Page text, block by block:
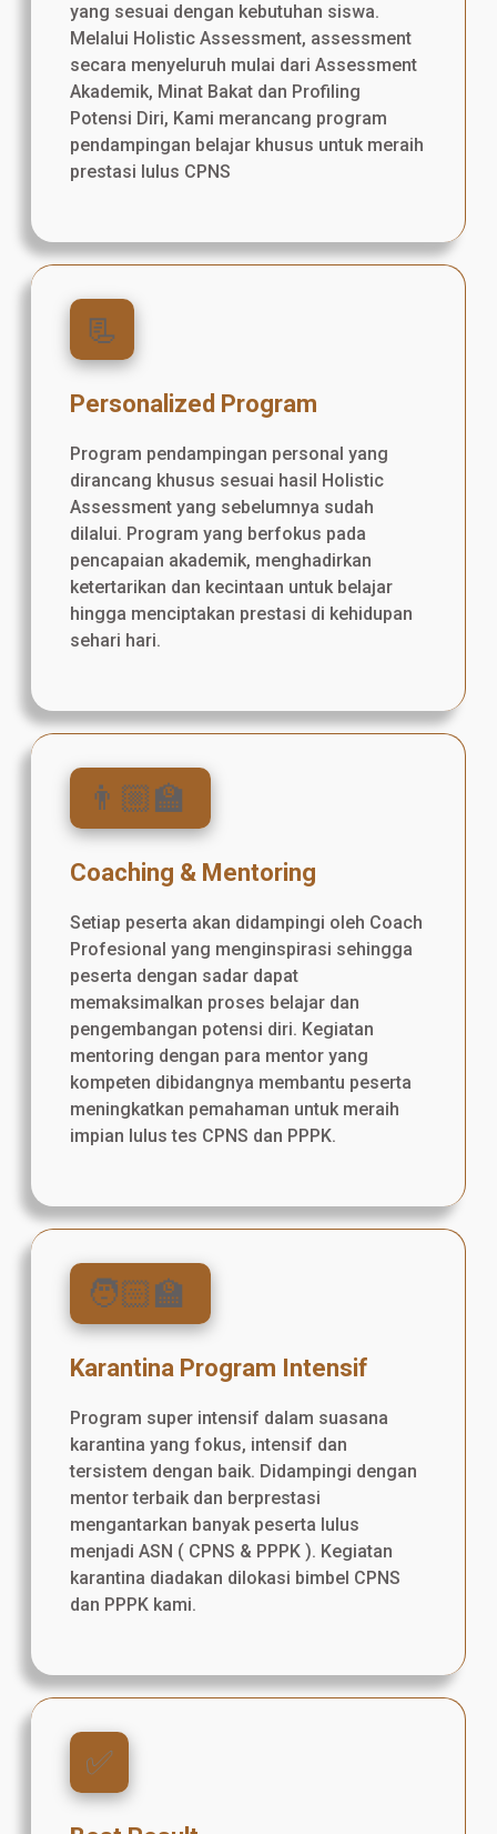
yang sesuai dengan kebutuhan siswa.
Melalui Holistic Assessment, assessment
secara menyeluruh mulai dari Assessment
Akademik, Minat Bakat dan Profiling
Potensi Diri, Kami merancang program
pendampingan belajar khusus untuk meraih
prestasi lulus CPNS
📃
Personalized Program
Program pendampingan personal yang
dirancang khusus sesuai hasil Holistic
Assessment yang sebelumnya sudah
dilalui. Program yang berfokus pada
pencapaian akademik, menghadirkan
ketertarikan dan kecintaan untuk belajar
hingga menciptakan prestasi di kehidupan
sehari hari.
👨🏼‍🏫
Coaching & Mentoring
Setiap peserta akan didampingi oleh Coach
Profesional yang menginspirasi sehingga
peserta dengan sadar dapat
memaksimalkan proses belajar dan
pengembangan potensi diri. Kegiatan
mentoring dengan para mentor yang
kompeten dibidangnya membantu peserta
meningkatkan pemahaman untuk meraih
impian lulus tes CPNS dan PPPK.
🧑🏻‍🏫
Karantina Program Intensif
Program super intensif dalam suasana
karantina yang fokus, intensif dan
tersistem dengan baik. Didampingi dengan
mentor terbaik dan berprestasi
mengantarkan banyak peserta lulus
menjadi ASN ( CPNS & PPPK ). Kegiatan
karantina diadakan dilokasi bimbel CPNS
dan PPPK kami.
✅️